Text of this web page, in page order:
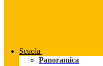
Scuola
Panoramica